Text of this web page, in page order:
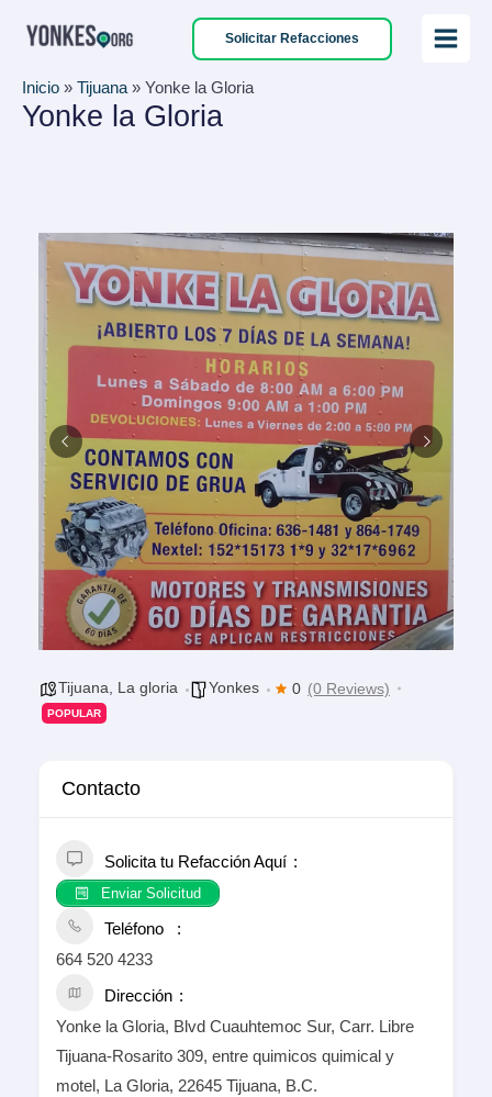
Solicitar Refacciones
Main
Inicio » Tijuana » Yonke la Gloria
Yonke la Gloria
Tijuana La gloria Yonkes 0 (0 Reviews)
POPULAR
Contacto
Solicita tu Refacción Aquí
Enviar Solicitud
Teléfono
664 520 4233
Dirección
Yonke la Gloria, Blvd Cuauhtemoc Sur, Carr. Libre
Tijuana-Rosarito 309, entre quimicos quimical y
motel, La Gloria, 22645 Tijuana, B.C.